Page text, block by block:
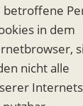
in dem
nicht alle